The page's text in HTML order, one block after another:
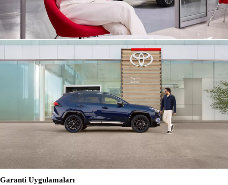
Garanti Uygulamaları